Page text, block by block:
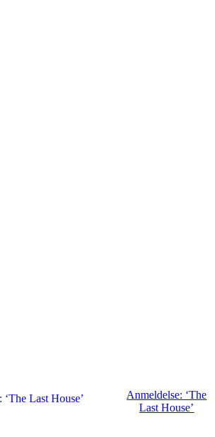
Anmeldelse: ‘The
Last House’